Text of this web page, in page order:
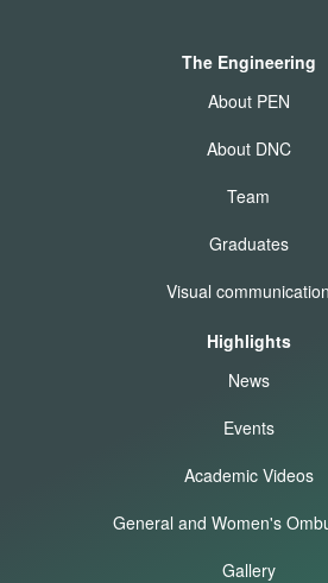
The Engineering
About PEN
About DNC
Team
Graduates
Visual communication
Highlights
News
Events
Academic Videos
General and Women's
Gallery